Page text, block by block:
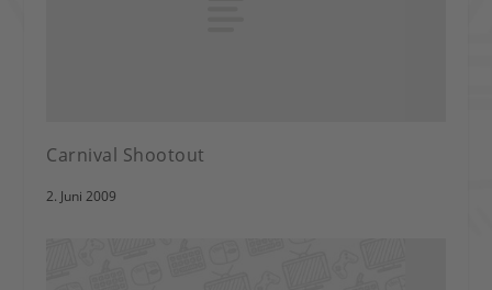
Carnival Shootout
2. Juni 2009